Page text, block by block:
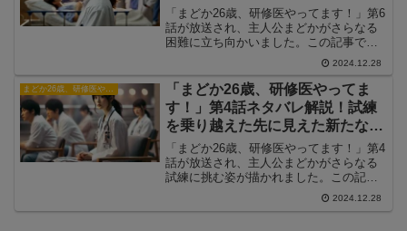
「まどか26歳、研修医やってます！」第6
話が放送され、主人公まどかがさらなる
困難に立ち向かいました。この記事で
は、第6話のあらすじや見どころ、視聴者
2024.12.28
まどか26歳、研修医やってます！
「まどか26歳、研修医やってま
す！」第4話ネタバレ解説！試練
を乗り越えた先に見えた新たな希
望
「まどか26歳、研修医やってます！」第4
話が放送され、主人公まどかがさらなる
試練に挑む姿が描かれました。この記事
では、第4話のあらすじや見どころ、視聴
2024.12.28